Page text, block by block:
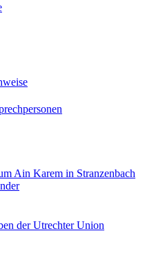
Ain Karem in Stranzenbach
der Utrechter Union